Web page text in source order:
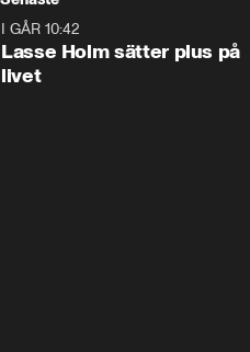
I GÅR 10:42
Lasse Holm sätter plus på
livet